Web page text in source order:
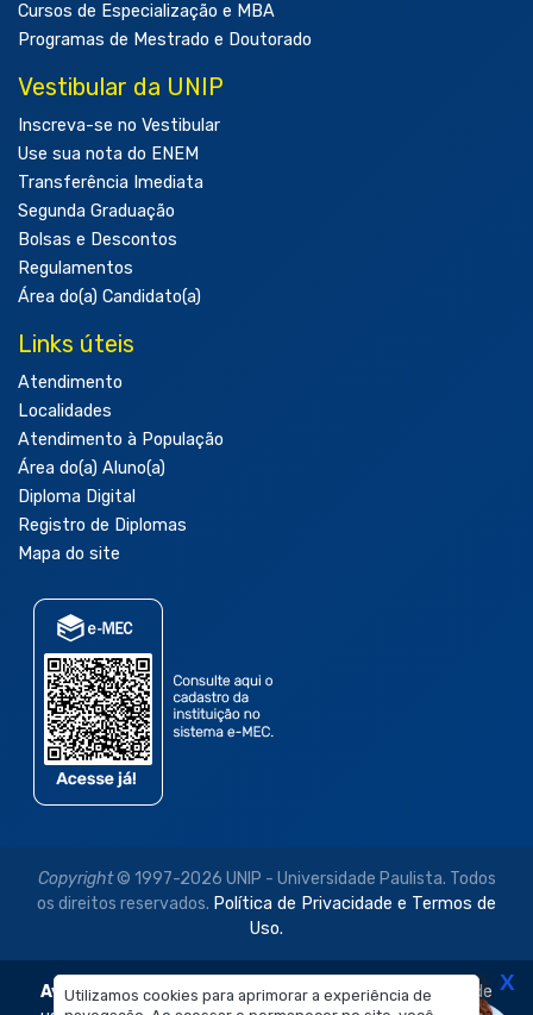
Utilizamos cookies para aprimorar a experiência de
Cursos de Especialização e MBA
Programas de Mestrado e Doutorado
Vestibular da UNIP
Inscreva-se no Vestibular
Use sua nota do ENEM
Transferência Imediata
Segunda Graduação
Bolsas e Descontos
Regulamentos
Área do(a) Candidato(a)
Links úteis
Atendimento
Localidades
Atendimento à População
Área do(a) Aluno(a)
Diploma Digital
Registro de Diplomas
Mapa do site
Copyright© 1997-2026 UNIP - Universidade Paulista. Todos
os direitos reservados. Política de Privacidade e Termos de
Uso.
Aviso Legal: As imagens disponibilizadas neste site são de X